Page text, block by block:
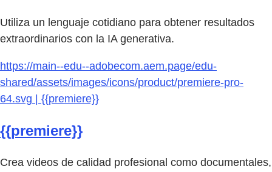
Utiliza un lenguaje cotidiano para obtener resultados
extraordinarios con la IA generativa.
https://main--edu--adobecom.aem.page/edu-
shared/assets/images/icons/product/premiere-pro-
64.svg | {{premiere}}
{{premiere}}
Crea videos de calidad profesional como documentales,